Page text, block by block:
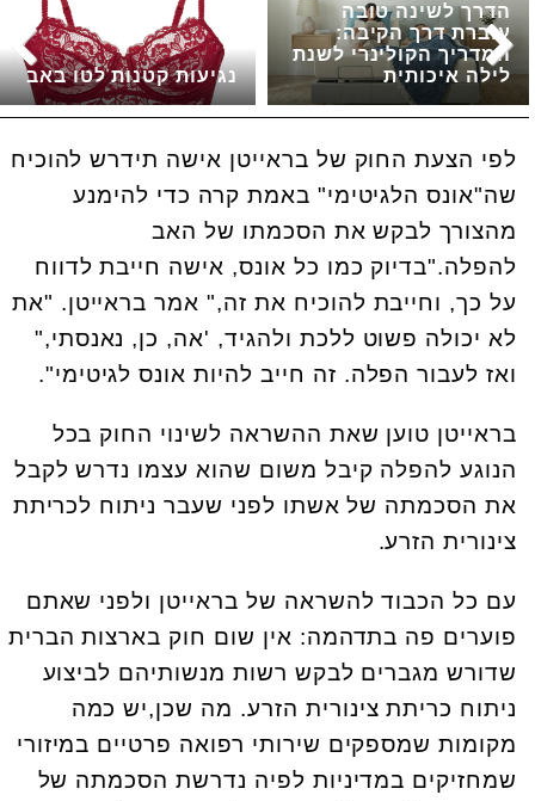
נגיעות קטנות לטו באב
הדרך לשינה טובה
עוברת דרך הקיבה:
המדריך הקולינרי לשנת
לילה איכותית
לפי הצעת החוק של בראייטן אישה תידרש להוכיח
שה"אונס הלגיטימי" באמת קרה כדי להימנע
מהצורך לבקש את הסכמתו של האב
להפלה."בדיוק כמו כל אונס, אישה חייבת לדווח
על כך, וחייבת להוכיח את זה," אמר בראייטן. "את
לא יכולה פשוט ללכת ולהגיד, 'אה, כן, נאנסתי,"
ואז לעבור הפלה. זה חייב להיות אונס לגיטימי".
בראייטן טוען שאת ההשראה לשינוי החוק בכל
הנוגע להפלה קיבל משום שהוא עצמו נדרש לקבל
את הסכמתה של אשתו לפני שעבר ניתוח לכריתת
צינורית הזרע.
עם כל הכבוד להשראה של בראייטן ולפני שאתם
פוערים פה בתדהמה: אין שום חוק בארצות הברית
שדורש מגברים לבקש רשות מנשותיהם לביצוע
ניתוח כריתת צינורית הזרע. מה שכן,יש כמה
מקומות שמספקים שירותי רפואה פרטיים במיזורי
שמחזיקים במדיניות לפיה נדרשת הסכמתה של